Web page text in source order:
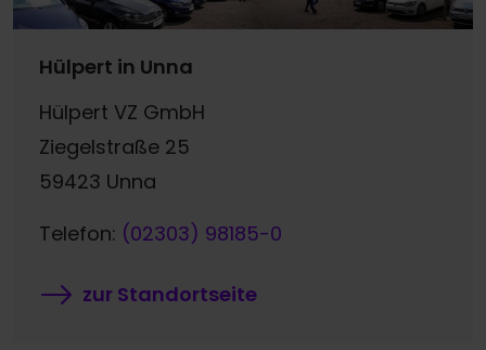
Hülpert in Unna
Hülpert VZ GmbH
Ziegelstraße 25
59423 Unna
Telefon: (02303) 98185-0
zur Standortseite